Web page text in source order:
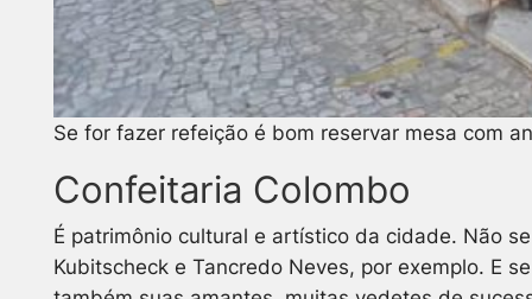
Se for fazer refeição é bom reservar mesa com
Confeitaria Colombo
É patrimônio cultural e artístico da cidade. Não
Kubitscheck e Tancredo Neves, por exemplo. E